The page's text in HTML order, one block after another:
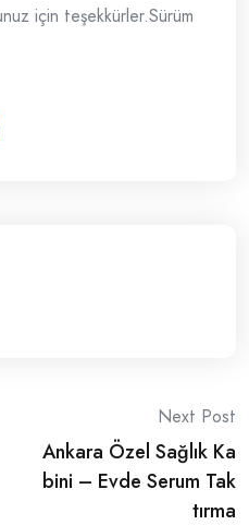
için teşekkürler.Sürüm
Next Post
Ankara Özel Sağlık Ka
bini – Evde Serum Tak
tırma